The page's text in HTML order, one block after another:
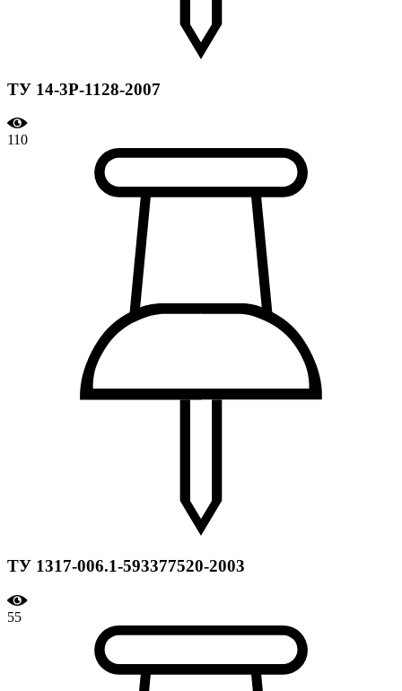
ТУ 14-3Р-1128-2007
110
ТУ 1317-006.1-593377520-2003
55